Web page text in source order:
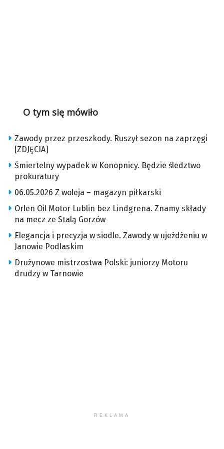
O tym się mówiło
Zawody przez przeszkody. Ruszył sezon na zaprzęgi
[ZDJĘCIA]
Śmiertelny wypadek w Konopnicy. Będzie śledztwo
prokuratury
06.05.2026 Z woleja – magazyn piłkarski
Orlen Oil Motor Lublin bez Lindgrena. Znamy składy
na mecz ze Stalą Gorzów
Elegancja i precyzja w siodle. Zawody w ujeżdżeniu w
Janowie Podlaskim
Drużynowe mistrzostwa Polski: juniorzy Motoru
drudzy w Tarnowie
REKLAMA